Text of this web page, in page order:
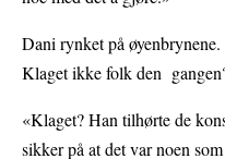
Dani rynket på
Klaget ikke folk den
«Klaget? Han tilhørte de
sikker på at det var noen